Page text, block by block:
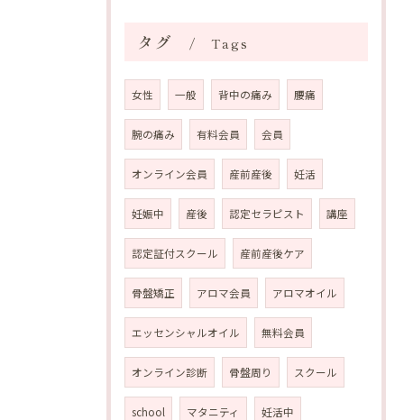
タグ Tags
女性 一般 背中の痛み 腰痛
腕の痛み 有料会員 会員
オンライン会員 産前産後 妊活
妊娠中 産後 認定セラピスト 講座
認定証付スクール 産前産後ケア
骨盤矯正 アロマ会員 アロマオイル
エッセンシャルオイル 無料会員
オンライン診断 骨盤周り スクール
school マタニティ 妊活中